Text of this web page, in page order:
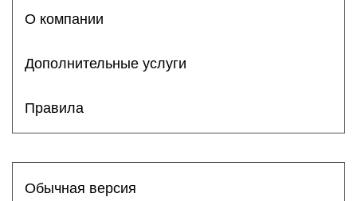
О компании
Дополнительные услуги
Правила
Обычная версия